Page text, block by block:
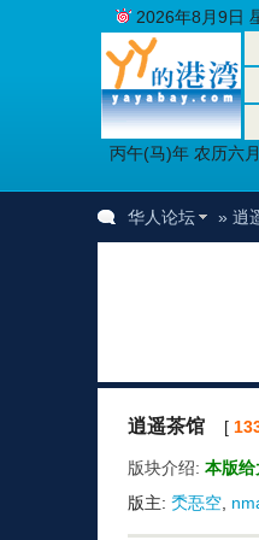
丙午(马)年 农历六
2026年8月9日
华人论坛 » 逍
逍遥茶馆 [
版块介绍: 本版给
版主: 秂忢空,